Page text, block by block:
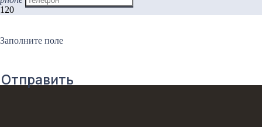
Заполните поле
Отправить
МЕБЕЛЬ
ПОДРОСТКУ